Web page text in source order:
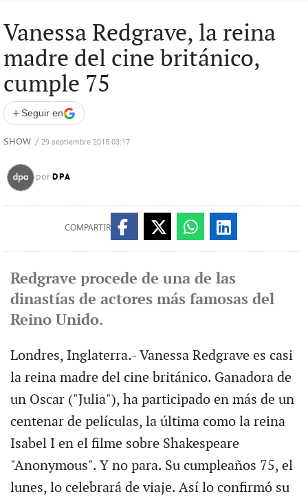
Vanessa Redgrave, la reina
madre del cine británico,
cumple 75
+ Seguir en
SHOW / 29 septiembre 2015 03:17
por DPA
COMPARTIR
Redgrave procede de una de las
dinastías de actores más famosas del
Reino Unido.
Londres, Inglaterra.- Vanessa Redgrave es casi
la reina madre del cine británico. Ganadora de
un Oscar ("Julia"), ha participado en más de un
centenar de películas, la última como la reina
Isabel I en el filme sobre Shakespeare
"Anonymous". Y no para. Su cumpleaños 75, el
lunes, lo celebrará de viaje. Así lo confirmó su